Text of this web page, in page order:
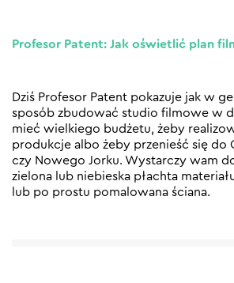
Profesor Patent: Jak oświetlić plan
Dziś Profesor Patent pokazuje jak w
sposób zbudować studio filmowe w
mieć wielkiego budżetu, żeby
produkcje albo żeby przenieść się do
czy Nowego Jorku. Wystarczy wam
zielona lub niebieska płachta
lub po prostu pomalowana ściana.